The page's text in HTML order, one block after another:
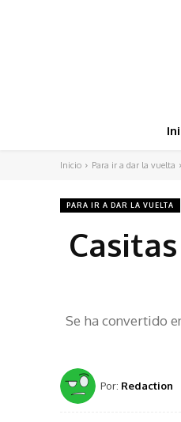
Inicio Para ir a dar la vuelta
PARA IR A DAR LA VUELTA
Se ha convertido
Por: Redaction